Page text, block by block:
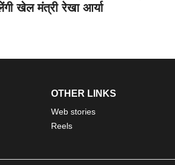
खेल मंत्री रेखा आर्या
OTHER LINKS
Web stories
Reels